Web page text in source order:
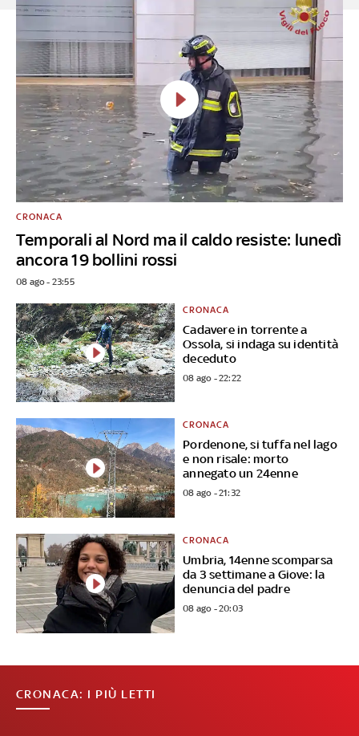
Temporali al Nord ma il caldo resiste: lunedì
ancora 19 bollini rossi
CRONACA
08 ago - 23:55
Cadavere in torrente a
Ossola, si indaga su identità
deceduto
CRONACA
08 ago - 22:22
Pordenone, si tuffa nel lago
e non risale: morto
annegato un 24enne
CRONACA
08 ago - 21:32
Umbria, 14enne scomparsa
da 3 settimane a Giove: la
denuncia del padre
CRONACA
08 ago - 20:03
CRONACA: I PIÙ LETTI